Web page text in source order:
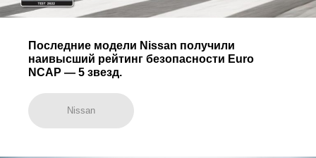
Последние модели Nissan получили
наивысший рейтинг безопасности Euro
NCAP — 5 звезд.
Nissan